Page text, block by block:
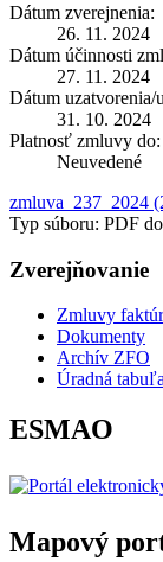
Dátum zverejnenia:
26. 11. 2024
Dátum účinnosti
27. 11. 2024
Dátum uzatvorenia/
31. 10. 2024
Platnosť zmluvy do:
Neuvedené
zmluva_237_2024
Typ súboru: PDF
Zverejňovanie
Zmluvy
Dokumenty
Archív ZFO
Úradná tabuľa
ESMAO
Mapový